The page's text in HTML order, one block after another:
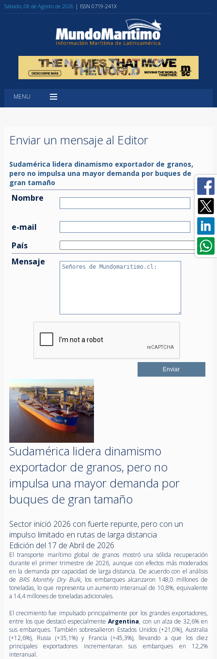
Sábado, 08 de Agosto de 2026 | ISSN 0719-241X
MENU
Enviar un mensaje al Editor
Sudamérica lidera dinamismo exportador de granos,
pero no impulsa una mayor demanda por buques de
gran tamaño
Nombre
e-mail
País
Mensaje
Sudamérica lidera dinamismo
exportador de granos, pero no
impulsa una mayor demanda por
buques de gran tamaño
Sector inició 2026 con fuerte repunte, pero con un
impulso limitado en rutas de larga distancia
Edición del 17 de Abril de 2026
El transporte marítimo global de granos mostró una sólida recuperación
durante el primer trimestre de 2026, aunque con efectos más moderados
en la demanda por capacidad de larga distancia. De acuerdo con el análisis
de BRS Monthly Dry Bulk, los embarques alcanzaron 148,0 millones de
toneladas, lo que representa un aumento interanual de 10,8%, equivalente
a 14,4 millones de toneladas adicionales.
El crecimiento fue impulsado principalmente por los grandes exportadores,
entre los que destacó especialmenteArgentina, con un alza de 32,6% en
sus embarques. También sobresalieron Estados Unidos (+21,0%), Australia
(+12,6%), Rusia (+35,1%) y Francia (+45,3%), llevando a que los diez
principales exportadores incrementaran sus embarques en 12,2%
interanual.